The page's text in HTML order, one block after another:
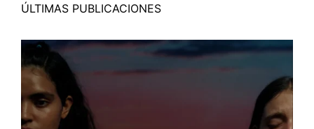
ÚLTIMAS PUBLICACIONES